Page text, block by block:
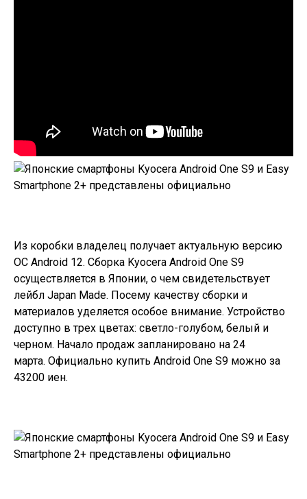
Из коробки владелец получает актуальную версию
ОС Android 12. Сборка Kyocera Android One S9
осуществляется в Японии, о чем свидетельствует
лейбл Japan Made. Посему качеству сборки и
материалов уделяется особое внимание. Устройство
доступно в трех цветах: светло-голубом, белый и
черном. Начало продаж запланировано на 24
марта. Официально купить Android One S9 можно за
43200 иен.